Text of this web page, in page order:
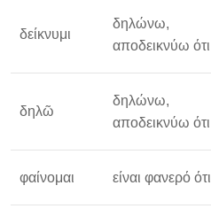
δείκνυμι
δηλώνω,
αποδεικνύω ότι
δηλῶ
δηλώνω,
αποδεικνύω ότι
φαίνομαι είναι φανερό ότι